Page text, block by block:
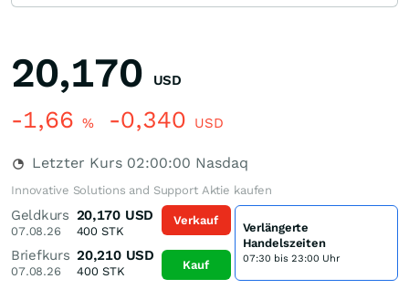
20,170 USD
-1,66 % -0,340 USD
Letzter Kurs 02:00:00 Nasdaq
Innovative Solutions and Support Aktie kaufen
Geldkurs
07.08.26
20,170 USD
400 STK
Briefkurs
07.08.26
20,210 USD
400STK
Verkauf
Kauf
Verlängerte
Handelszeiten
07:30 bis 23:00 Uhr